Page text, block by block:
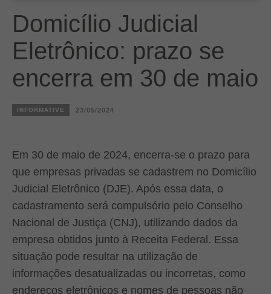
Domicílio Judicial
Eletrônico: prazo se
encerra em 30 de maio
INFORMATIVE 23/05/2024
Em 30 de maio de 2024, encerra-se o prazo para
que empresas privadas se cadastrem no Domicílio
Judicial Eletrônico (DJE). Após essa data, o
cadastramento será compulsório pelo Conselho
Nacional de Justiça (CNJ), utilizando dados da
empresa obtidos junto à Receita Federal. Essa
situação pode resultar na utilização de
informações desatualizadas ou incorretas, como
endereços eletrônicos e nomes de pessoas não